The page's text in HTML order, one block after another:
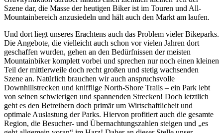
Szene dar, die Masse der heutigen Biker ist im Touren und All-
Mountainbereich anzusiedeln und hält auch den Markt am laufen.
Und dort liegt unseres Erachtens auch das Problem vieler Bikeparks.
Die Angebote, die vielleicht auch schon vor vielen Jahren dort
geschaffen wurden, gehen an den Bedürfnissen der meisten
Mountainbiker komplett vorbei und sprechen nur noch einen kleinen
Teil der mittlerweile doch recht großen und stetig wachsenden
Szene an. Natürlich brauchen wir auch anspruchsvolle
Downhillstrecken und knifflige North-Shore Trails – ein Park lebt
von seinen schwierigen und spannenden Strecken! Doch letztlich
geht es den Betreibern doch primär um Wirtschaftlicheit und
optimale Auslastung der Parks. Hiervon profitiert auch die gesamte
Region, die Besucher- und Übernachtungszahlen steigen und „es